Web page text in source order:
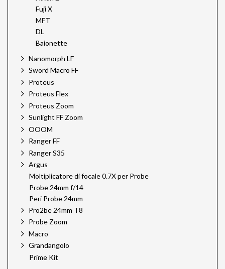
Fuji X
MFT
DL
Baionette
Nanomorph LF
Sword Macro FF
Proteus
Proteus Flex
Proteus Zoom
Sunlight FF Zoom
OOOM
Ranger FF
Ranger S35
Argus
Moltiplicatore di focale 0.7X per Probe
Probe 24mm f/14
Peri Probe 24mm
Pro2be 24mm T8
Probe Zoom
Macro
Grandangolo
Prime Kit